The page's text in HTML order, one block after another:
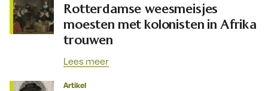
Rotterdamse weesmeisjes
moesten met kolonisten in Afrika
trouwen
Lees meer
Artikel